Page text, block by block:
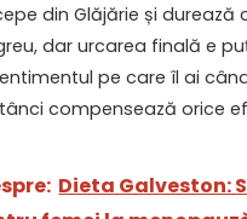
din Glăjărie și durează
dar urcarea finală e
pe care îl ai
compensează orice
Dieta Galveston: